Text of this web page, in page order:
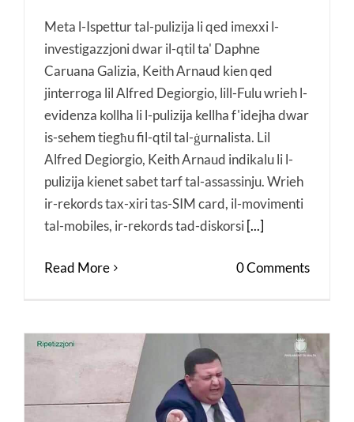
Meta l-Ispettur tal-pulizija li qed imexxi l-
investigazzjoni dwar il-qtil ta' Daphne
Caruana Galizia, Keith Arnaud kien qed
jinterroga lil Alfred Degiorgio, lill-Fulu wrieh l-
evidenza kollha li l-pulizija kellha f'idejha dwar
is-sehem tiegħu fil-qtil tal-ġurnalista. Lil
Alfred Degiorgio, Keith Arnaud indikalu li l-
pulizija kienet sabet tarf tal-assassinju. Wrieh
ir-rekords tax-xiri tas-SIM card, il-movimenti
tal-mobiles, ir-rekords tad-diskorsi [...]
Read More 0 Comments